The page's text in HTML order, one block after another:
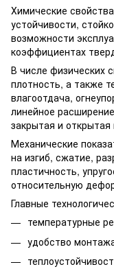
Химические
устойчивости,
возможности
коэффициентах
В числе физических
плотность, а также
влагоотдача,
линейное
закрытая и открытая
Механические
на изгиб, сжатие,
пластичность,
относительную
Главные
температурные
удобство